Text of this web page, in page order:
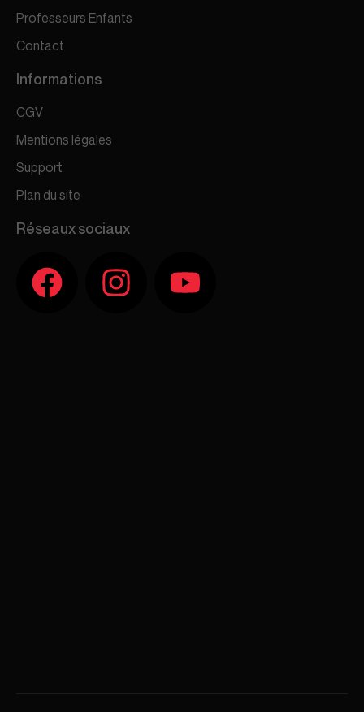
Professeurs Enfants
Contact
Informations
CGV
Mentions légales
Support
Plan du site
Réseaux sociaux